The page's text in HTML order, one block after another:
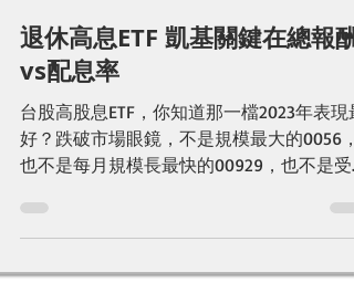
白富美
2023年11月28日
讀畢需時 4 分鐘
退休高息ETF 凱基關鍵在總報酬
vs配息率
台股高股息ETF，你知道那一檔2023年表現最
也不是每月規模長最快的00929，也不是受
人最多的00878，答案是00915-凱基優選高
息30基金。 基金表現這麼好，為什麼如此低